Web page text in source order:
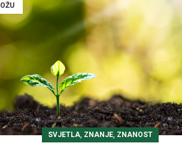
OŽU
SVJETLA, ZNANJE, ZNANOST